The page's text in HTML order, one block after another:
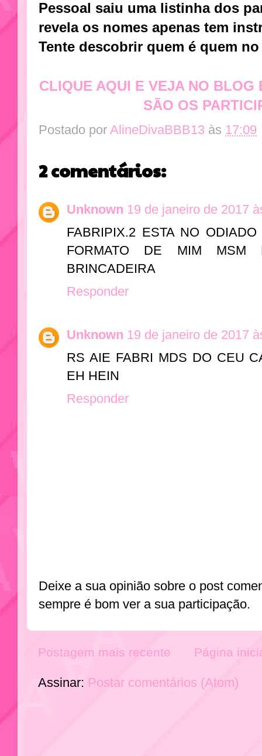
Pessoal saiu uma listinha dos
revela os nomes apenas tem
Tente descobrir quem é quem
CLIQUE AQUI E VEJA NO BLOG
SÃO OS
Postado por AlineDivaBBB13 às 17:09
2 comentários:
Unknown 19 de janeiro de 2017
FABRIPIX.2 ESTA NO
FORMATO DE MIM MSM
BRINCADEIRA
Responder
Unknown 19 de janeiro de 2017
RS AIE FABRI MDS DO CEU
EH HEIN
Responder
Deixe a sua opinião sobre o post
sempre é bom ver a sua participação.
Postagem mais recente Página
Assinar: Postar comentários (Atom)